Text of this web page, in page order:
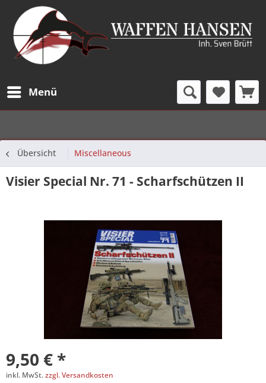
Menü
Übersicht Miscellaneous
Visier Special Nr. 71 - Scharfschützen II
9,50 € *
inkl. MwSt.zzgl. Versandkosten